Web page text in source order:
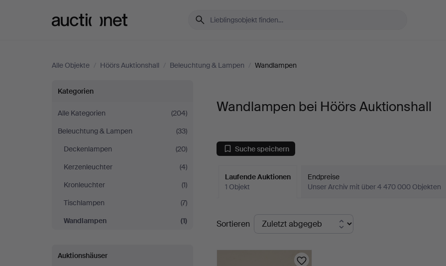
Alle Objekte / Höörs Auktionshall / Beleuchtung & Lampen / Wandlampen
Wandlampen
bei
Höörs
Auktionshall
Kategorien
Alle Kategorien
(204)
Beleuchtung & Lampen
(33)
Deckenlampen
(20)
Kerzenleuchter
(4)
Kronleuchter
(1)
Tischlampen
(7)
Wandlampen
(1)
Auktionshäuser
Wandlampen bei Höörs Auktionshall
Suche speichern
Laufende Auktionen
1 Objekt
Endpreise
Unser Archiv mit über 4 470 000 Objekten
Laufende
Auktionen
Sortieren